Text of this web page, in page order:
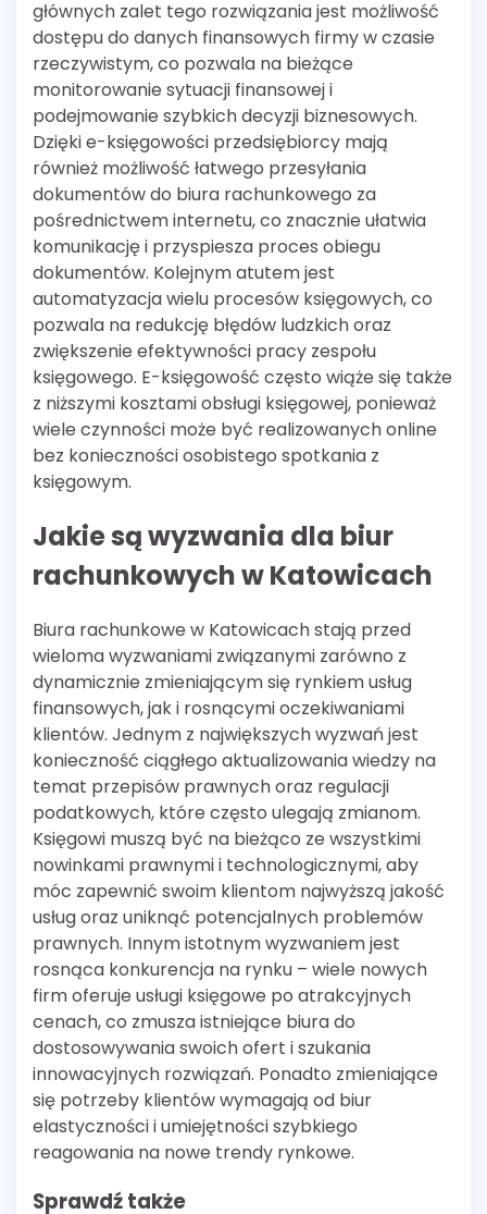
głównych zalet tego rozwiązania jest możliwość
dostępu do danych finansowych firmy w czasie
rzeczywistym, co pozwala na bieżące
monitorowanie sytuacji finansowej i
podejmowanie szybkich decyzji biznesowych.
Dzięki e-księgowości przedsiębiorcy mają
również możliwość łatwego przesyłania
dokumentów do biura rachunkowego za
pośrednictwem internetu, co znacznie ułatwia
komunikację i przyspiesza proces obiegu
dokumentów. Kolejnym atutem jest
automatyzacja wielu procesów księgowych, co
pozwala na redukcję błędów ludzkich oraz
zwiększenie efektywności pracy zespołu
księgowego. E-księgowość często wiąże się także
z niższymi kosztami obsługi księgowej, ponieważ
wiele czynności może być realizowanych online
bez konieczności osobistego spotkania z
księgowym.
Jakie są wyzwania dla biur
rachunkowych w Katowicach
Biura rachunkowe w Katowicach stają przed
wieloma wyzwaniami związanymi zarówno z
dynamicznie zmieniającym się rynkiem usług
finansowych, jak i rosnącymi oczekiwaniami
klientów. Jednym z największych wyzwań jest
konieczność ciągłego aktualizowania wiedzy na
temat przepisów prawnych oraz regulacji
podatkowych, które często ulegają zmianom.
Księgowi muszą być na bieżąco ze wszystkimi
nowinkami prawnymi i technologicznymi, aby
móc zapewnić swoim klientom najwyższą jakość
usług oraz uniknąć potencjalnych problemów
prawnych. Innym istotnym wyzwaniem jest
rosnąca konkurencja na rynku – wiele nowych
firm oferuje usługi księgowe po atrakcyjnych
cenach, co zmusza istniejące biura do
dostosowywania swoich ofert i szukania
innowacyjnych rozwiązań. Ponadto zmieniające
się potrzeby klientów wymagają od biur
elastyczności i umiejętności szybkiego
reagowania na nowe trendy rynkowe.
Sprawdź także